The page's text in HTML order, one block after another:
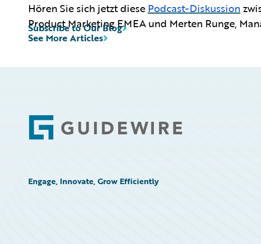
Hören Sie sich jetzt diese Podcast-Diskussion
Product Marketing EMEA und Merten Runge,
See More Articles
Subscribe to Our Blog
Footer
Engage, Innovate, Grow Efficiently